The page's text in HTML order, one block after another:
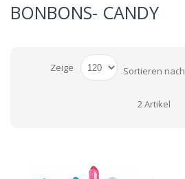
BONBONS- CANDY
Zeige Sortieren nach
2 Artikel